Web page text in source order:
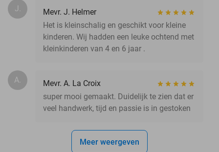
J.
Mevr. J. Helmer
Het is kleinschalig en geschikt voor kleine
kinderen. Wij hadden een leuke ochtend met
kleinkinderen van 4 en 6 jaar .
A.
Mevr. A. La Croix
super mooi gemaakt. Duidelijk te zien dat er
veel handwerk, tijd en passie is in gestoken
Meer weergeven